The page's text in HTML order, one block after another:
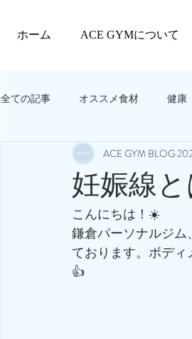
ホーム ACE GYMについて
全ての記事 オススメ食材 健康
教えてACEGYM‼️ 美容
妊娠線と
ACE GYM BLOG
こんにちは！☀️
鎌倉パーソナルジ
ております。ボデ
👍